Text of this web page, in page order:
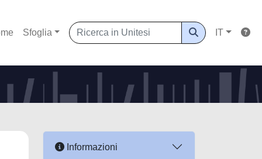
Sfoglia IT
Informazioni